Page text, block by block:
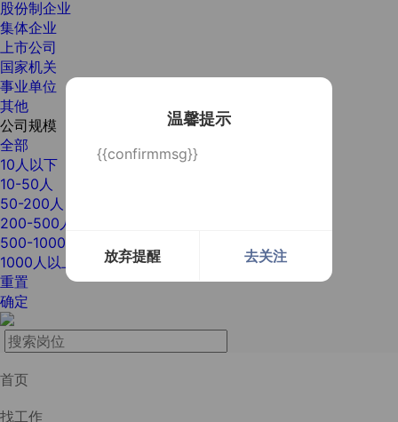
温馨提示
{{confirmmsg}}
放弃提醒 去关注
股份制企业
集体企业
上市公司
国家机关
事业单位
其他
公司规模
全部
10人以下
10-50人
50-200人
200-500人
500-1000人
1000人以上
重置
确定
首页
找工作